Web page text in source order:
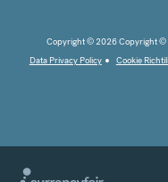
Copyright © 2026 Copyright ©
Data Privacy Policy
Cookie